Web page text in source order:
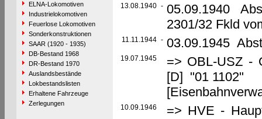
ELNA-Lokomotiven
Industrielokomotiven
Feuerlose Lokomotiven
Sonderkonstruktionen
SAAR (1920 - 1935)
DB-Bestand 1968
DR-Bestand 1970
Auslandsbestände
Lokbestandslisten
Erhaltene Fahrzeuge
Zerlegungen
13.08.1940 - 05.09.1940
2301/32 Fkld
11.11.1944 - 03.09.1945
19.07.1945
=> OBL-USZ -
[D] "01 1102"
10.09.1946
=> HVE -